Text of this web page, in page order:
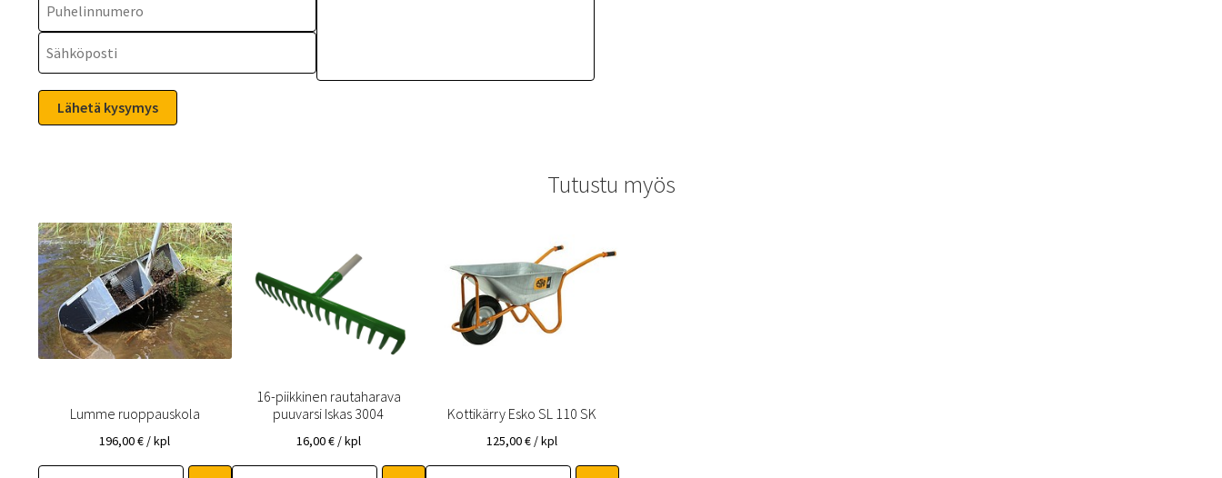
Tutustu myös
Lumme ruoppauskola
196,00€ / kpl
16-piikkinen rautaharava
puuvarsi Iskas 3004
16,00€ / kpl
Kottikärry Esko SL 110 SK
125,00€ / kpl